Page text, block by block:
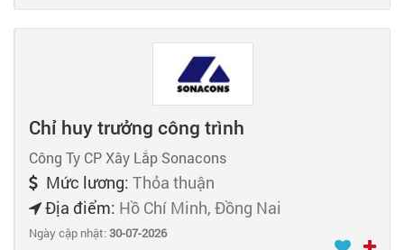
Chỉ huy trưởng công trình
Công Ty CP Xây Lắp Sonacons
Mức lương: Thỏa thuận
Địa điểm: Hồ Chí Minh, Đồng Nai
Ngày cập nhật:30-07-2026